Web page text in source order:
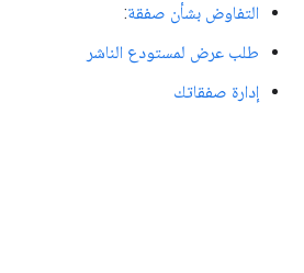
التفاوض بشأن صفقة:
طلب عرض لمستودع الناشر
إدارة صفقاتك